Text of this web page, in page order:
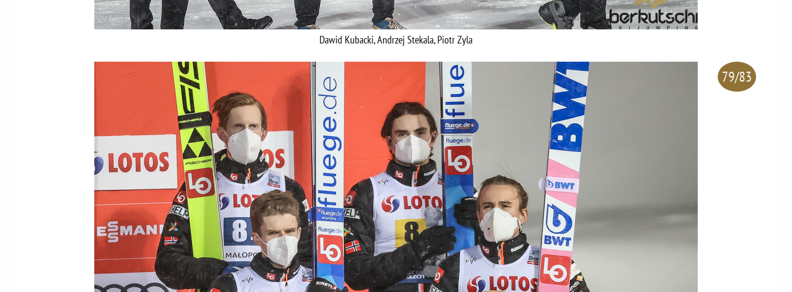
Dawid Kubacki, Andrzej Stekala, Piotr Zyla
79/83